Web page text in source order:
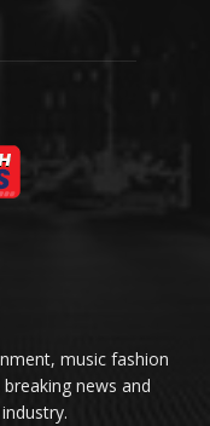
music fashion
news and